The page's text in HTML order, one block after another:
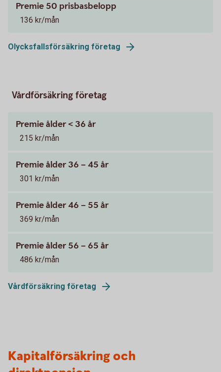
Premie 50 prisbasbelopp
136 kr/mån
Olycksfallsförsäkring företag
Vårdförsäkring företag
Premie ålder < 36 år
215 kr/mån
Premie ålder 36 – 45 år
301 kr/mån
Premie ålder 46 – 55 år
369 kr/mån
Premie ålder 56 – 65 år
486 kr/mån
Vårdförsäkring företag
Kapitalförsäkring och